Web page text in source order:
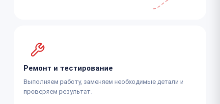
Ремонт и тестирование
Выполняем работу, заменяем необходимые детали и
проверяем результат.